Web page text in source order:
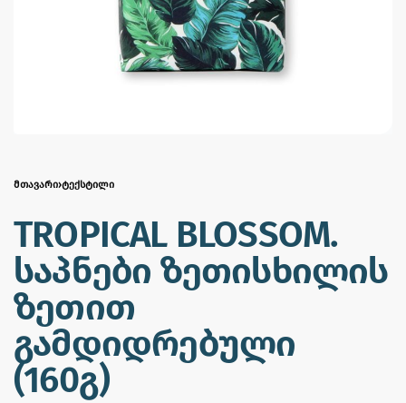
ᲛᲗᲐᲕᲐᲠᲘ›ᲢᲔᲥᲡᲢᲘᲚᲘ
TROPICAL BLOSSOM.
საპნები ზეთისხილის
ზეთით
გამდიდრებული
(160გ)